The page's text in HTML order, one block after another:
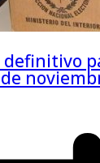
definitivo